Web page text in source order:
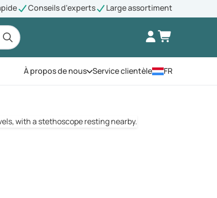
Conseils d'experts Large assortiment
À propos de nousOuvrez le menu
Service clientèle FR